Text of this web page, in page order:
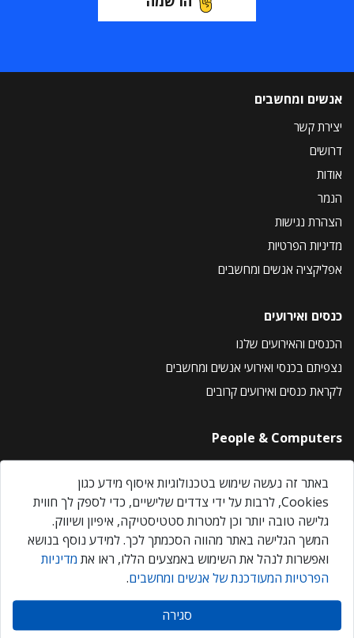
אנשים ומחשבים
יצירת קשר
דרושים
אודות
הנמר
הצהרת נגישות
מדיניות הפרטיות
אפליקציה אנשים ומחשבים
כנסים ואירועים
הכנסים והאירועים שלנו
נצפיתם בכנסי ואירועי אנשים ומחשבים
לקראת כנסים ואירועים קרובים
People & Computers
About Us
Privacy Policy
Contact Us
Our Events
אנשים ומחשבים © 2026 – כל הזכויות שמורות
באתר זה נעשה שימוש בטכנולוגיות איסוף מידע כגון
Cookies, לרבות על ידי צדדים שלישיים, כדי לספק לך חווית
גלישה טובה יותר וכן למטרות סטטיסטיקה, איפיון ושיווק.
המשך הגלישה באתר מהווה הסכמתך לכך. למידע נוסף בנושא
ואפשרות לנהל את השימוש באמצעים הללו, ראו את מדיניות
הפרטיות המעודכנת של אנשים ומחשבים.
סגירה